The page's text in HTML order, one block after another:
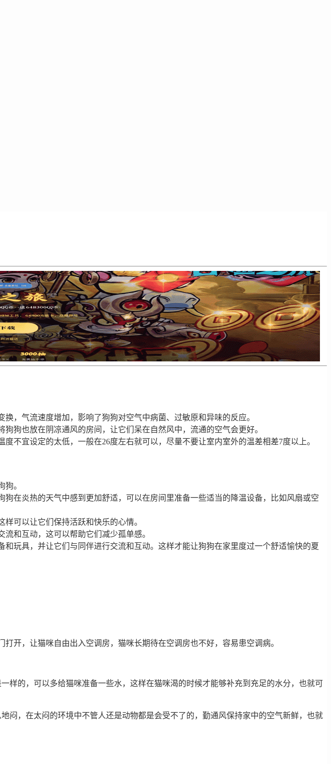
，气流速度增加，影响了狗狗对空气中病菌、过敏原和异味的反应。
狗也放在阴凉通风的房间，让它们呆在自然风中，流通的空气会更好。
不宜设定的太低，一般在26度左右就可以，尽量不要让室内室外的温差相差7度以上。
。
在炎热的天气中感到更加舒适，可以在房间里准备一些适当的降温设备，比如风扇或空
可以让它们保持活跃和快乐的心情。
和互动，这可以帮助它们减少孤单感。
玩具，并让它们与同伴进行交流和互动。这样才能让狗狗在家里度过一个舒适愉快的夏
开，让猫咪自由出入空调房，猫咪长期待在空调房也不好，容易患空调病。
样的，可以多给猫咪准备一些水，这样在猫咪渴的时候才能够补充到充足的水分，也就可
闷，在太闷的环境中不管人还是动物都是会受不了的，勤通风保持家中的空气新鲜，也就